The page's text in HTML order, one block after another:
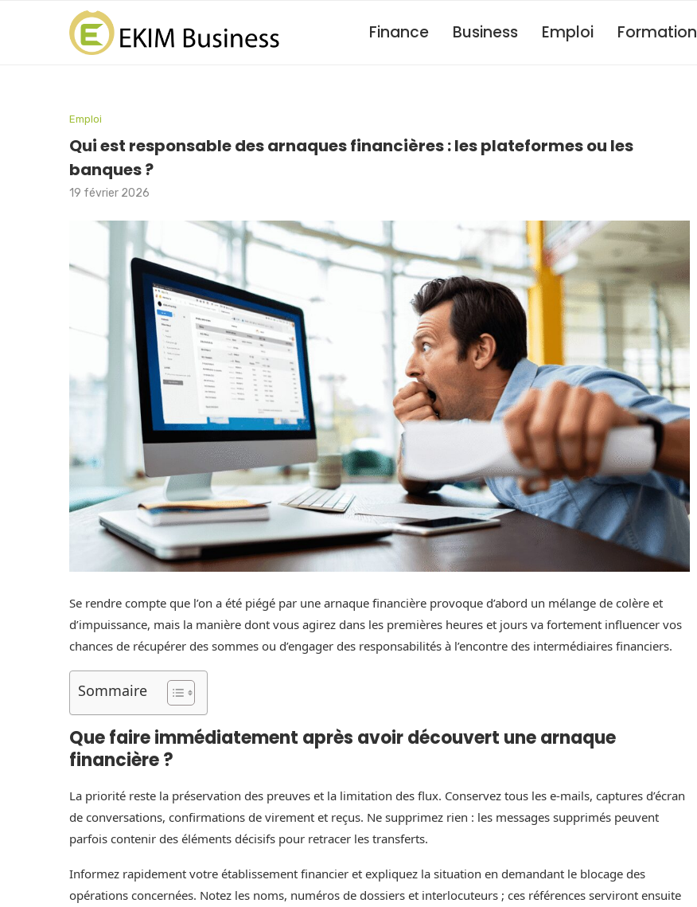
Finance Business Emploi Formation
Emploi
Qui est responsable des arnaques financières : les plateformes ou les
banques ?
19 février 2026
Se rendre compte que l’on a été piégé par une arnaque financière provoque d’abord un mélange de colère et
d’impuissance, mais la manière dont vous agirez dans les premières heures et jours va fortement influencer vos
chances de récupérer des sommes ou d’engager des responsabilités à l’encontre des intermédiaires financiers.
Sommaire
Que faire immédiatement après avoir découvert une arnaque
financière ?
La priorité reste la préservation des preuves et la limitation des flux. Conservez tous les e-mails, captures d’écran
de conversations, confirmations de virement et reçus. Ne supprimez rien : les messages supprimés peuvent
parfois contenir des éléments décisifs pour retracer les transferts.
Informez rapidement votre établissement financier et expliquez la situation en demandant le blocage des
opérations concernées. Notez les noms, numéros de dossiers et interlocuteurs ; ces références serviront ensuite